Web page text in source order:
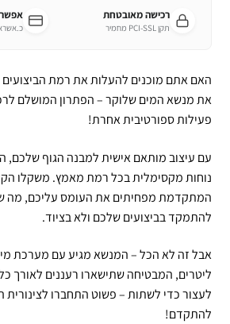
רכישה מאובטחת
תקן PCI-SSL מחמיר
האם אתם מוכנים להעלות את רמת הביצועים
את מנשא המים שלוקר – הפתרון המושלם
פעילות ספורטיבית אחרת!
עם עיצוב מותאם אישית למבנה הגוף שלכם,
נוחות מקסימלית בכל רמת מאמץ. משקלו
המתקדמת מפחיתים את העומס עליכם, מה
להתמקד בביצועים שלכם ולא בציוד.
ליטרים, המבטיחה שתישארו רעננים לאורך
לעצור כדי לשתות – פשוט התחברו לצינורית
להתקדם!